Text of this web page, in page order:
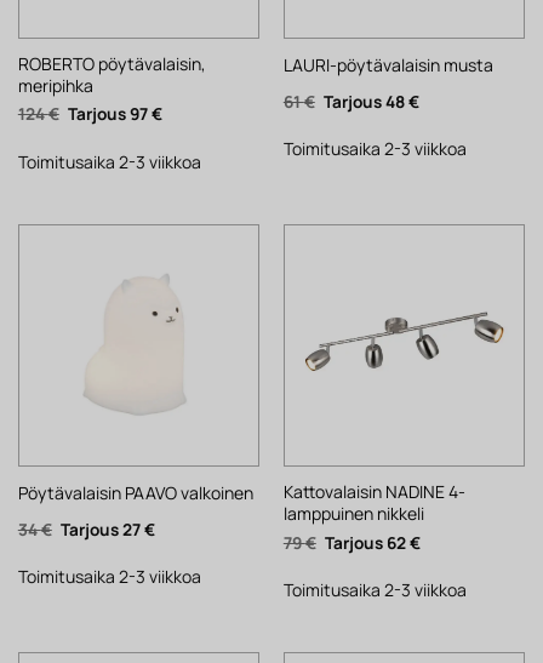
ROBERTO pöytävalaisin,
meripihka
124€ Alkuperäinen
hinta
124 €.
97€Nykyinen
97 €.
Toimitusaika 2-3 viikkoa
LAURI-pöytävalaisin musta
61€ Alkuperäinen
hinta
61 €.
48€Nykyinen
48 €.
Toimitusaika 2-3 viikkoa
Pöytävalaisin PAAVO valkoinen
34€ Alkuperäinen
hinta
34 €.
27€Nykyinen
27 €.
Toimitusaika 2-3 viikkoa
Kattovalaisin NADINE 4-
lamppuinen nikkeli
79€ Alkuperäinen
hinta
79 €.
62€Nykyinen
62 €.
Toimitusaika 2-3 viikkoa